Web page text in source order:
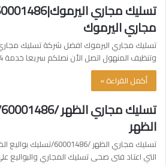
مجاري اليرموك
تسليك مجاري اليرموك افضل شركة تسليك مجاري
وتنظيف المنهول اتصل الأن نصلكم سريعا خدمة 24 ساعة أقل أسعار…
أكمل القراءة »
الظهر
تسليك مجاري الظهر /
التي اعتاد فنى صحى تسليك المجاري والبواليع